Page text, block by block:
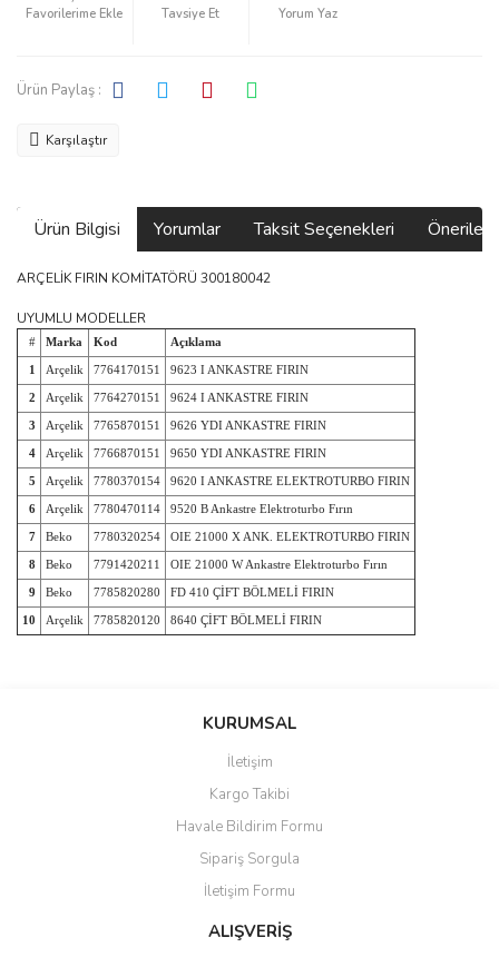
Tavsiye Et Yorum Yaz
Ürün Paylaş :
Karşılaştır
Ürün Bilgisi Yorumlar Taksit Seçenekleri
ARÇELİK FIRIN KOMİTATÖRÜ 300180042
UYUMLU MODELLER
# Marka Kod Açıklama
1 Arçelik 7764170151 9623 I ANKASTRE FIRIN
2 Arçelik 7764270151 9624 I ANKASTRE FIRIN
3 Arçelik 7765870151 9626 YDI ANKASTRE FIRIN
4 Arçelik 7766870151 9650 YDI ANKASTRE FIRIN
5 Arçelik 7780370154 9620 I ANKASTRE ELEKTROTURBO FIRIN
6 Arçelik 7780470114 9520 B Ankastre Elektroturbo Fırın
7 Beko 7780320254 OIE 21000 X ANK. ELEKTROTURBO FIRIN
8 Beko 7791420211 OIE 21000 W Ankastre Elektroturbo Fırın
9 Beko 7785820280 FD 410 ÇİFT BÖLMELİ FIRIN
10 Arçelik 7785820120 8640 ÇİFT BÖLMELİ FIRIN
Bu ürüne ilk yorumu siz yapın!
Ürün resmi kalitesiz, bozuk veya görüntülenemiyor.
Ürün açıklamasında eksik bilgiler bulunuyor.
Ürün bilgilerinde hatalar bulunuyor.
Ürün fiyatı diğer sitelerden daha pahalı.
Bu ürüne benzer farklı alternatifler olmalı.
KURUMSAL
İletişim
Kargo Takibi
Havale Bildirim Formu
Sipariş Sorgula
İletişim Formu
ALIŞVERİŞ